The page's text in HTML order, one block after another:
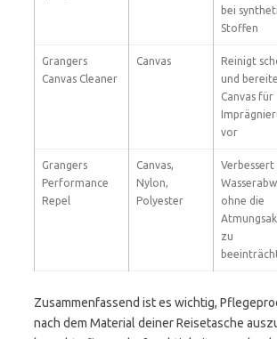
bei
Stoffen
Grangers
Canvas Cleaner
Canvas
Reinigt
und
Canvas für
vor
Grangers
Performance
Repel
Canvas,
Nylon,
Polyester
Verbessert
ohne die
zu
Zusammenfassend ist es wichtig,
nach dem Material deiner Reisetasche